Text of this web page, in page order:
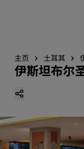
主页 土耳其
伊斯坦布尔